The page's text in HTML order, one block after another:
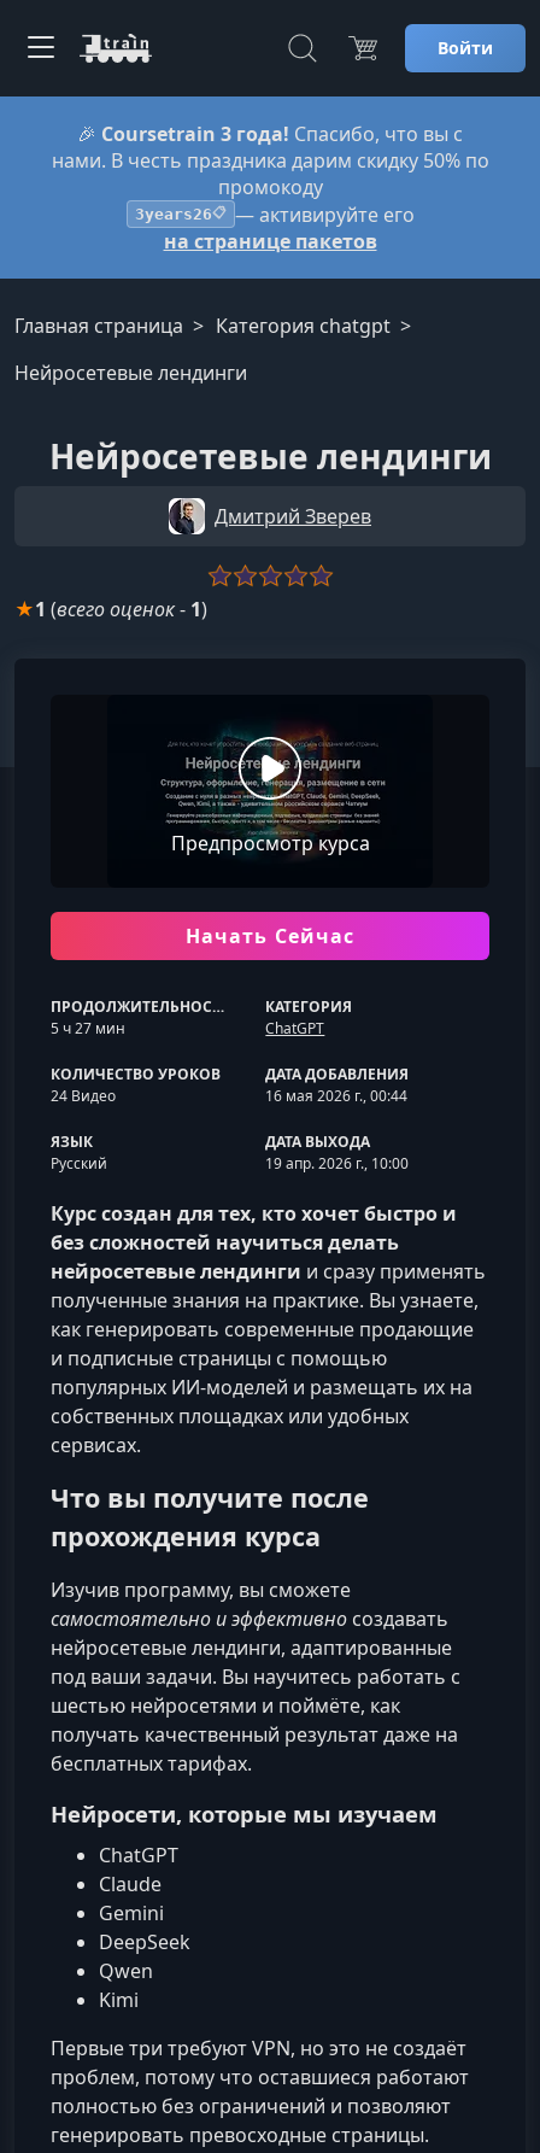
Войти
🎉 Coursetrain 3 года! Спасибо, что вы с
нами. В честь праздника дарим скидку 50% по
промокоду
3years26📋 — активируйте его
на странице пакетов
Главная страница
Категория chatgpt
Нейросетевые лендинги
Нейросетевые лендинги
Дмитрий Зверев
★1 (всего оценок- 1)
Предпросмотр курса
Начать Сейчас
ПРОДОЛЖИТЕЛЬНОСТЬ
5 ч 27 мин
КАТЕГОРИЯ
ChatGPT
КОЛИЧЕСТВО УРОКОВ
24 Видео
ДАТА ДОБАВЛЕНИЯ
16 мая 2026 г., 00:44
ЯЗЫК
Русский
ДАТА ВЫХОДА
19 апр. 2026 г., 10:00
Курс создан для тех, кто хочет быстро и
без сложностей научиться делать
нейросетевые лендинги и сразу применять
полученные знания на практике. Вы узнаете,
как генерировать современные продающие
и подписные страницы с помощью
популярных ИИ‑моделей и размещать их на
собственных площадках или удобных
сервисах.
Что вы получите после
прохождения курса
Изучив программу, вы сможете
самостоятельно и эффективно создавать
нейросетевые лендинги, адаптированные
под ваши задачи. Вы научитесь работать с
шестью нейросетями и поймёте, как
получать качественный результат даже на
бесплатных тарифах.
Нейросети, которые мы изучаем
ChatGPT
Claude
Gemini
DeepSeek
Qwen
Kimi
Первые три требуют VPN, но это не создаёт
проблем, потому что оставшиеся работают
полностью без ограничений и позволяют
генерировать превосходные страницы.